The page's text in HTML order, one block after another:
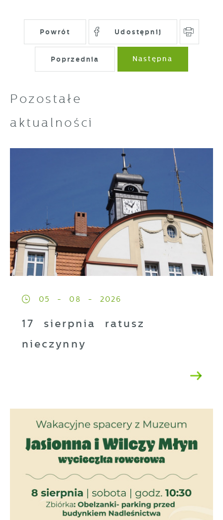
Powrót Udostępnij
Poprzednia Następna
Pozostałe
aktualności
05 - 08 - 2026
17 sierpnia ratusz
nieczynny